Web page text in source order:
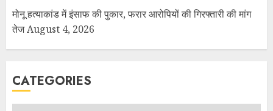
मोनू हत्याकांड में इंसाफ की पुकार, फरार आरोपियों की गिरफ्तारी की मांग
तेजAugust 4, 2026
CATEGORIES